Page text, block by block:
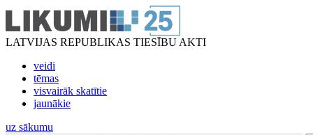
LATVIJAS REPUBLIKAS TIESĪBU AKTI
veidi
tēmas
visvairāk skatītie
jaunākie
uz sākumu